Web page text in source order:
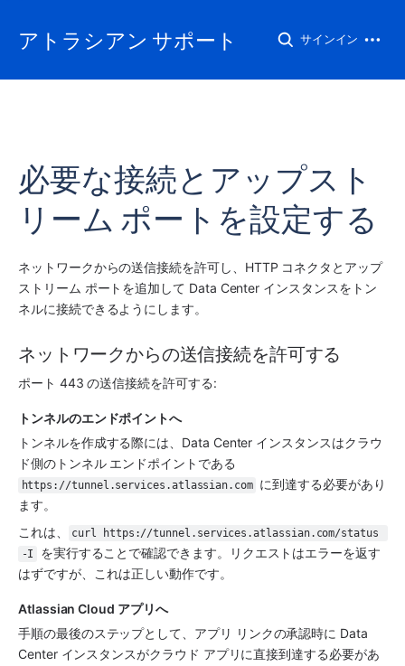
アトラシアン サポート サインイン
必要な接続とアップスト
リーム ポートを設定する
ネットワークからの送信接続を許可し、HTTP コネクタとアップ
ストリーム ポートを追加して Data Center インスタンスをトン
ネルに接続できるようにします。
ネットワークからの送信接続を許可する
ポート 443 の送信接続を許可する:
トンネルのエンドポイントへ
トンネルを作成する際には、Data Center インスタンスはクラウ
https://tunnel.services.atlassian.com に到達する必要があり
ます。
これは、
curl https://tunnel.services.atlassian.com/status
-I
を実行することで確認できます。リクエストはエラーを返す
はずですが、これは正しい動作です。
Atlassian Cloud アプリへ
手順の最後のステップとして、アプリ リンクの承認時に Data
Center インスタンスがクラウド アプリに直接到達する必要があ